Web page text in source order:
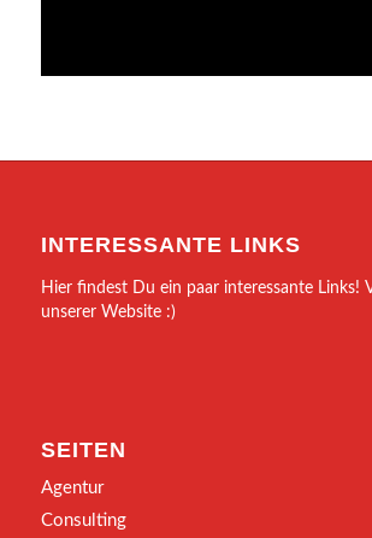
INTERESSANTE LINKS
Hier findest Du ein paar interessante Links!
unserer Website :)
SEITEN
Agentur
Consulting